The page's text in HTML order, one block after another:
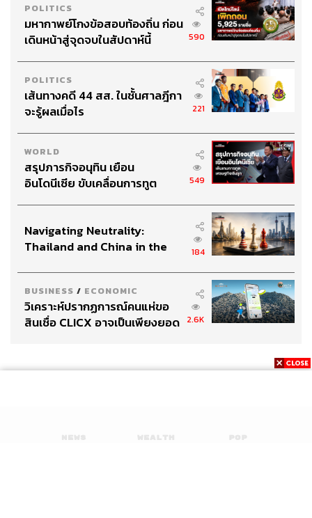
POLITICS
มหากาพย์โกงข้อสอบท้องถิ่น ก่อน
เดินหน้าสู่จุดจบในสัปดาห์นี้
590
POLITICS
เส้นทางคดี 44 สส. ในชั้นศาลฎีกา
จะรู้ผลเมื่อไร
221
WORLD
สรุปภารกิจอนุทิน เยือน
อินโดนีเซีย ขับเคลื่อนการทูต
549
Navigating Neutrality:
Thailand and China in the
184
BUSINESS / ECONOMIC
วิเคราะห์ปรากฏการณ์คนแห่ขอ
สินเชื่อ CLICX อาจเป็นเพียงยอด
2.6K